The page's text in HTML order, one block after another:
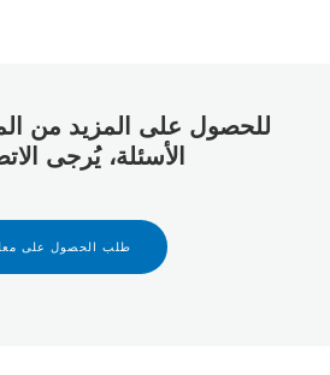
للحصول على المزيد من
الأسئلة، يُرجى
طلب الحصول على